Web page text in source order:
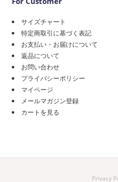
サイズチャート
特定商取引に基づく表記
お支払い・お届けについて
返品について
お問い合わせ
プライバシーポリシー
マイページ
メールマガジン登録
カートを見る
Privacy